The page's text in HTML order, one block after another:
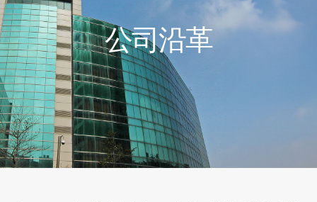
公司沿革